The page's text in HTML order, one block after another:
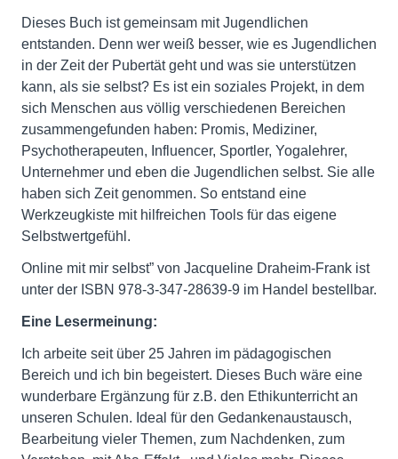
Dieses Buch ist gemeinsam mit Jugendlichen
entstanden. Denn wer weiß besser, wie es Jugendlichen
in der Zeit der Pubertät geht und was sie unterstützen
kann, als sie selbst? Es ist ein soziales Projekt, in dem
sich Menschen aus völlig verschiedenen Bereichen
zusammengefunden haben: Promis, Mediziner,
Psychotherapeuten, Influencer, Sportler, Yogalehrer,
Unternehmer und eben die Jugendlichen selbst. Sie alle
haben sich Zeit genommen. So entstand eine
Werkzeugkiste mit hilfreichen Tools für das eigene
Selbstwertgefühl.
Online mit mir selbst” von Jacqueline Draheim-Frank ist
unter der ISBN 978-3-347-28639-9 im Handel bestellbar.
Eine Lesermeinung:
Ich arbeite seit über 25 Jahren im pädagogischen
Bereich und ich bin begeistert. Dieses Buch wäre eine
wunderbare Ergänzung für z.B. den Ethikunterricht an
unseren Schulen. Ideal für den Gedankenaustausch,
Bearbeitung vieler Themen, zum Nachdenken, zum